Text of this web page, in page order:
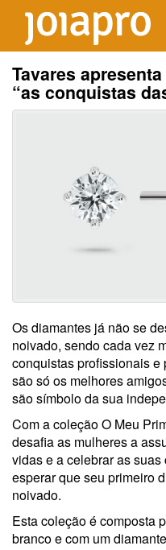
Tavares
“as conquistas
Os diamantes já não se
noivado, sendo cada vez
conquistas profissionais
são só os melhores
são símbolo da sua
Com a coleção O Meu
desafia as mulheres a
vidas e a celebrar as
esperar que seu primeiro
noivado.
Esta coleção é composta
branco e com um